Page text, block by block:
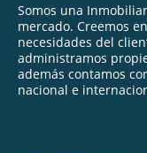
Somos una
mercado. Creemos
necesidades del
administramos
además contamos
nacional e